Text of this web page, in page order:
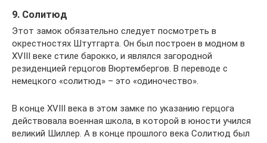
9. Солитюд
Этот замок обязательно следует посмотреть в
окрестностях Штутгарта. Он был построен в модном в
XVIII веке стиле барокко, и являлся загородной
резиденцией герцогов Вюртембергов. В переводе с
немецкого «солитюд» – это «одиночество».
В конце XVIII века в этом замке по указанию герцога
действовала военная школа, в которой в юности учился
великий Шиллер. А в конце прошлого века Солитюд был